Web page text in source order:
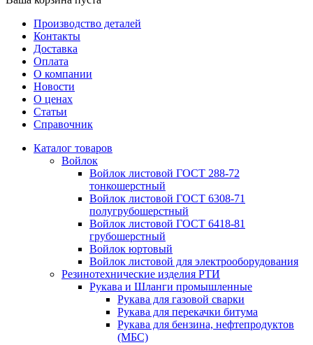
Производство деталей
Контакты
Доставка
Оплата
О компании
Новости
О ценах
Статьи
Справочник
Каталог товаров
Войлок
Войлок листовой ГОСТ 288-72
тонкошерстный
Войлок листовой ГОСТ 6308-71
полугрубошерстный
Войлок листовой ГОСТ 6418-81
грубошерстный
Войлок юртовый
Войлок листовой для электрооборудования
Резинотехнические изделия РТИ
Рукава и Шланги промышленные
Рукава для газовой сварки
Рукава для перекачки битума
Рукава для бензина, нефтепродуктов
(МБС)